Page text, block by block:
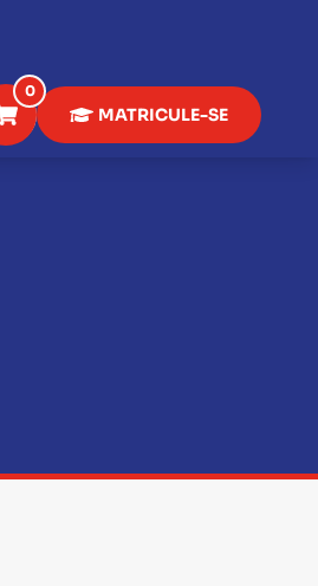
0
MATRICULE-SE